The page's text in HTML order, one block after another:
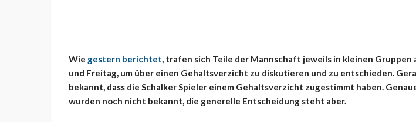
Wie gestern berichtet, trafen sich Teile der Mannschaft jeweils in kleinen Gruppen
und Freitag, um über einen Gehaltsverzicht zu diskutieren und zu entschieden.
bekannt, dass die Schalker Spieler einem Gehaltsverzicht zugestimmt haben.
wurden noch nicht bekannt, die generelle Entscheidung steht aber.